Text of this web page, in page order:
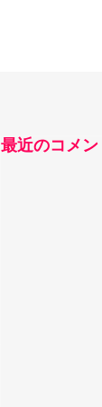
最近のコメン